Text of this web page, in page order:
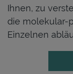
Ihnen, zu
die molekular-
Einzelnen